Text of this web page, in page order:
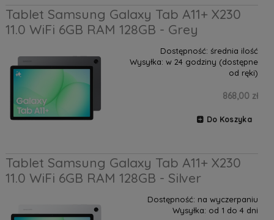
Tablet Samsung Galaxy Tab A11+ X230
11.0 WiFi 6GB RAM 128GB - Grey
Dostępność: średnia ilość
Wysyłka: w 24 godziny (dostępne
od ręki)
868,00 zł
Do Koszyka
Tablet Samsung Galaxy Tab A11+ X230
11.0 WiFi 6GB RAM 128GB - Silver
Dostępność: na wyczerpaniu
Wysyłka: od 1 do 4 dni